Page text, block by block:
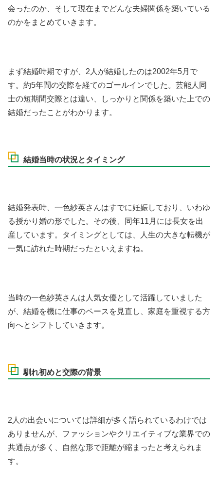
会ったのか、そして現在までどんな夫婦関係を築いている
のかをまとめていきます。
まず結婚時期ですが、2人が結婚したのは2002年5月で
す。約5年間の交際を経てのゴールインでした。芸能人同
士の短期間交際とは違い、しっかりと関係を築いた上での
結婚だったことがわかります。
結婚当時の状況とタイミング
結婚発表時、一色紗英さんはすでに妊娠しており、いわゆ
る授かり婚の形でした。その後、同年11月には長女を出
産しています。タイミングとしては、人生の大きな転機が
一気に訪れた時期だったといえますね。
当時の一色紗英さんは人気女優として活躍していました
が、結婚を機に仕事のペースを見直し、家庭を重視する方
向へとシフトしていきます。
馴れ初めと交際の背景
2人の出会いについては詳細が多く語られているわけでは
ありませんが、ファッションやクリエイティブな業界での
共通点が多く、自然な形で距離が縮まったと考えられま
す。